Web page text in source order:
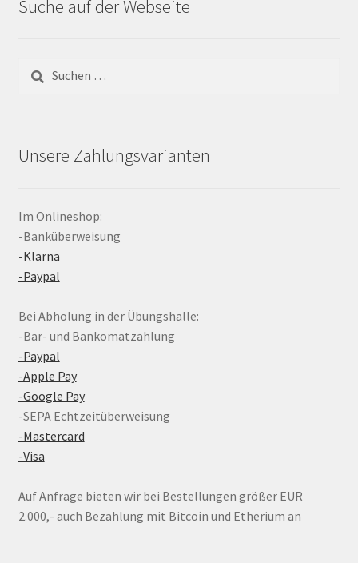
Suche auf der Webseite
nach:
Unsere Zahlungsvarianten
Im Onlineshop:
-Banküberweisung
-Klarna
-Paypal
Bei Abholung in der Übungshalle:
-Bar- und Bankomatzahlung
-Paypal
-Apple Pay
-Google Pay
-SEPA Echtzeitüberweisung
-Mastercard
-Visa
Auf Anfrage bieten wir bei Bestellungen größer EUR
2.000,- auch Bezahlung mit Bitcoin und Etherium an